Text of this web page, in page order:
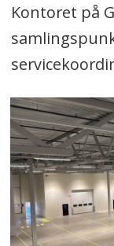
Kontoret på